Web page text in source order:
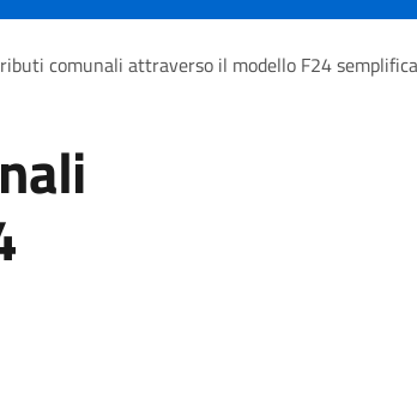
comunali attraverso il modello F24